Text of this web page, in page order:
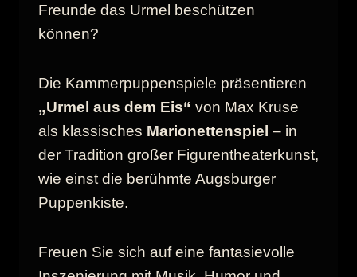
Freunde das Urmel beschützen
können?
Die Kammerpuppenspiele präsentieren
„Urmel aus dem Eis“ von Max Kruse
als klassisches Marionettenspiel – in
der Tradition großer Figurentheaterkunst,
wie einst die berühmte Augsburger
Puppenkiste.
Freuen Sie sich auf eine fantasievolle